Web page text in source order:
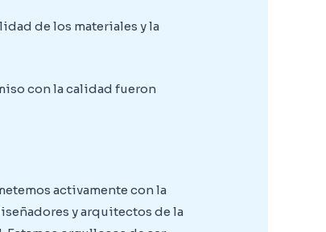
de los materiales y la
con la calidad fueron
activamente con la
y arquitectos de la